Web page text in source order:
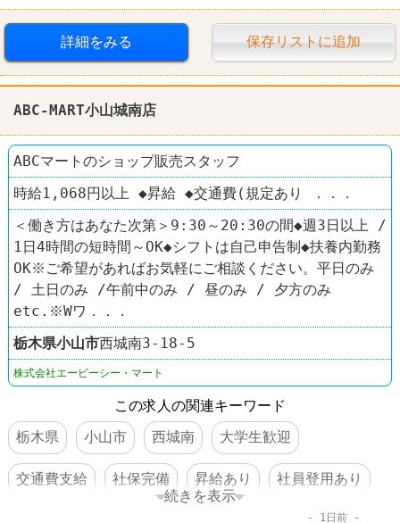
詳細をみる 保存リストに追加
ABC-MART小山城南店
ABCマートのショップ販売スタッフ
時給1,068円以上 ◆昇給 ◆交通費(規定あり ．．．
＜働き方はあなた次第＞9:30～20:30の間◆週3日以上 /
1日4時間の短時間～OK◆シフトは自己申告制◆扶養内勤務
OK※ご希望があればお気軽にご相談ください。平日のみ
/ 土日のみ /午前中のみ / 昼のみ / 夕方のみ
etc.※Wワ．．．
栃木県小山市西城南3-18-5
株式会社エービーシー・マート
この求人の関連キーワード
栃木県
小山市 西城南 大学生歓迎
交通費支給 社保完備 昇給あり 社員登用あり
続きを表示
1日前